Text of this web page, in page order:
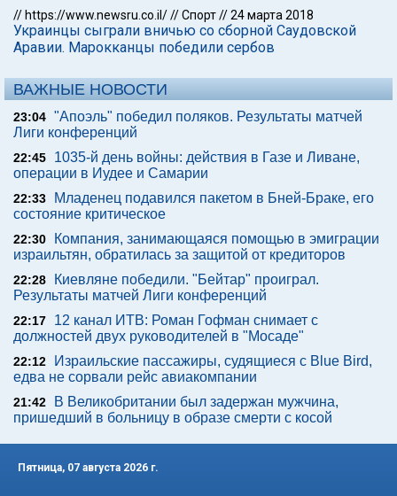
// https://www.newsru.co.il///Спорт//24 марта 2018
Украинцы сыграли вничью со сборной Саудовской
Аравии. Марокканцы победили сербов
ВАЖНЫЕ НОВОСТИ
23:04 "Апоэль" победил поляков. Результаты матчей
Лиги конференций
22:45
1035-й день войны: действия в Газе и Ливане,
операции в Иудее и Самарии
22:33
Младенец подавился пакетом в Бней-Браке, его
состояние критическое
22:30
Компания, занимающаяся помощью в эмиграции
израильтян, обратилась за защитой от кредиторов
22:28
Киевляне победили. "Бейтар" проиграл.
Результаты матчей Лиги конференций
22:17
12 канал ИТВ: Роман Гофман снимает с
должностей двух руководителей в "Мосаде"
22:12
Израильские пассажиры, судящиеся с Blue Bird,
едва не сорвали рейс авиакомпании
21:42
В Великобритании был задержан мужчина,
пришедший в больницу в образе смерти с косой
Пятница, 07 августа 2026 г.